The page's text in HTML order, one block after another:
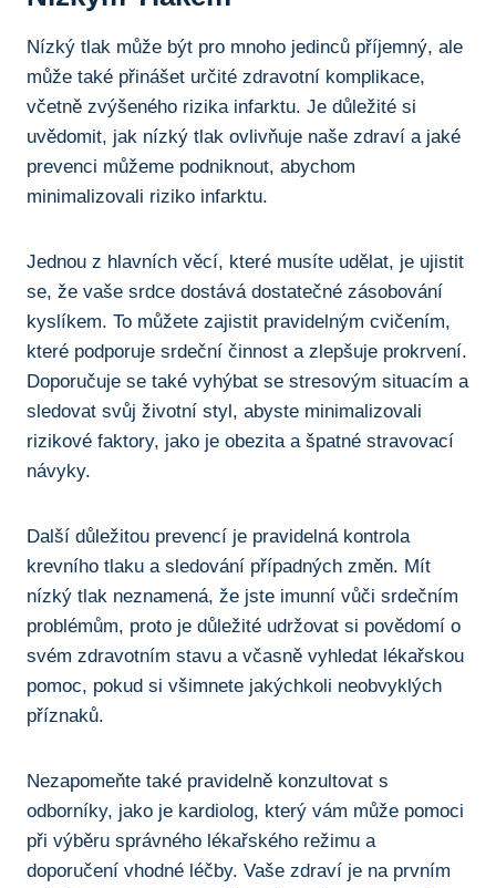
Nízký tlak může být pro mnoho jedinců příjemný, ale
může také ⁣přinášet určité zdravotní komplikace,
včetně zvýšeného ​rizika infarktu.‍ Je‍ důležité si
uvědomit, jak nízký tlak ⁢ovlivňuje naše zdraví a jaké
prevenci můžeme podniknout,‌ abychom
minimalizovali⁤ riziko infarktu.
Jednou z hlavních věcí, ‍které musíte ⁣udělat, je⁢ ujistit
se, že vaše srdce dostává dostatečné zásobování
kyslíkem. To můžete ‍zajistit pravidelným ‌cvičením,
které ⁢podporuje srdeční⁢ činnost a⁢ zlepšuje prokrvení.
⁢Doporučuje se také vyhýbat se stresovým situacím a
⁣sledovat svůj životní styl,⁢ abyste minimalizovali
rizikové faktory, jako ⁣je obezita ⁢a špatné stravovací
‍návyky.
Další ⁤důležitou prevencí je pravidelná kontrola
‍krevního ⁣tlaku ​a sledování případných změn. Mít
nízký tlak neznamená, že jste imunní vůči ‍srdečním
problémům, ⁣proto⁤ je⁢ důležité udržovat si povědomí o
svém zdravotním stavu⁣ a včasně vyhledat⁤ lékařskou
pomoc, pokud si všimnete jakýchkoli ⁢neobvyklých
příznaků.
Nezapomeňte také pravidelně konzultovat s
odborníky, ⁤jako je kardiolog, který‍ vám může pomoci
při výběru správného lékařského režimu ⁢a
doporučení vhodné⁢ léčby.⁤ Vaše zdraví ‌je​ na ‌prvním